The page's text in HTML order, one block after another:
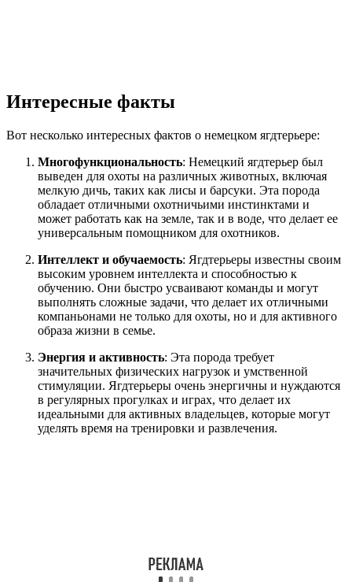
Интересные факты
Вот несколько интересных фактов о немецком ягдтерьере:
Многофункциональность: Немецкий ягдтерьер был
выведен для охоты на различных животных, включая
мелкую дичь, таких как лисы и барсуки. Эта порода
обладает отличными охотничьими инстинктами и
может работать как на земле, так и в воде, что делает ее
универсальным помощником для охотников.
Интеллект и обучаемость: Ягдтерьеры известны своим
высоким уровнем интеллекта и способностью к
обучению. Они быстро усваивают команды и могут
выполнять сложные задачи, что делает их отличными
компаньонами не только для охоты, но и для активного
образа жизни в семье.
Энергия и активность: Эта порода требует
значительных физических нагрузок и умственной
стимуляции. Ягдтерьеры очень энергичны и нуждаются
в регулярных прогулках и играх, что делает их
идеальными для активных владельцев, которые могут
уделять время на тренировки и развлечения.